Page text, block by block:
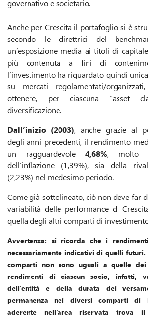
governativo e societario.
Anche per Crescita il portafoglio si è
secondo le direttrici del
un’esposizione media ai titoli di
più contenuta a fini di
l’investimento ha riguardato quindi
su mercati regolamentati/
ottenere, per ciascuna “asset
diversificazione.
Dall’inizio (2003), anche grazie al
degli anni precedenti, il rendimento
un ragguardevole 4,68%, molto
dell’inflazione (1,39%), sia della
(2,23%) nel medesimo periodo.
Come già sottolineato, ciò non deve far
variabilità delle performance di
quella degli altri comparti di
Avvertenza: si ricorda che i
necessariamente indicativi di quelli
comparti non sono uguali a quelle
rendimenti di ciascun socio, infatti,
dell’entità e della durata dei
permanenza nei diversi comparti di
aderente nell’area riservata trova